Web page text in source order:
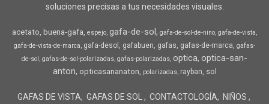
soluciones precisas a tus necesidades visuales.
acetato buena-gafa espejo gafa-de-sol gafa-de-sol-de-nino gafa-de-vista
gafa-de-vista-de-marca gafa-desol gafabuen gafas gafas-de-marca gafas-
de-sol
gafas-de-sol-polarizadas gafas-polarizadas optica optica-san-
anton opticasananaton polarizadas rayban sol
GAFAS DE VISTA GAFAS DE SOL CONTACTOLOGÍA
NIÑOS